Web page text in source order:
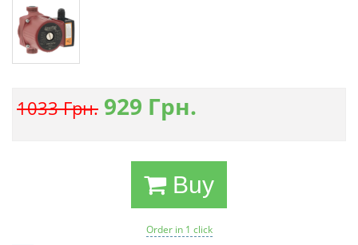
1033 Грн. 929 Грн.
Buy
Order in 1 click